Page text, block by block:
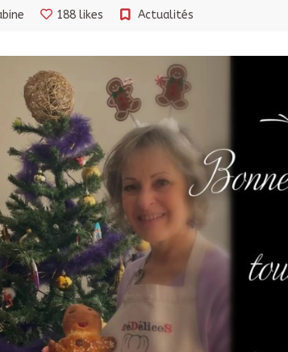
188 likes Actualités